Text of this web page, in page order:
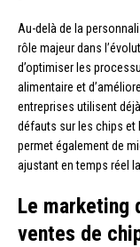
Au-delà de la
rôle majeur dans
d’optimiser les
alimentaire et
entreprises utilisent
défauts sur les chips et
permet également de
ajustant en temps réel
Le marketing
ventes de